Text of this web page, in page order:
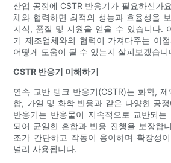
산업 공정에 CSTR 반응기가 필요하신가
체와 협력하면 최적의 성능과 효율성을
지식, 품질 및 지원을 얻을 수 있습니다.
기 제조업체와의 협력이 가져다주는 이
어떻게 도움이 될 수 있는지 살펴보겠습니
CSTR 반응기 이해하기
연속 교반 탱크 반응기(CSTR)는 화학,
합, 가열 및 화학 반응과 같은 다양한 공
반응기는 반응물이 지속적으로 교반되
되어 균일한 혼합과 반응 진행을 보장합
조가 간단하고 작동이 용이하며 확장성
널리 사용됩니다.